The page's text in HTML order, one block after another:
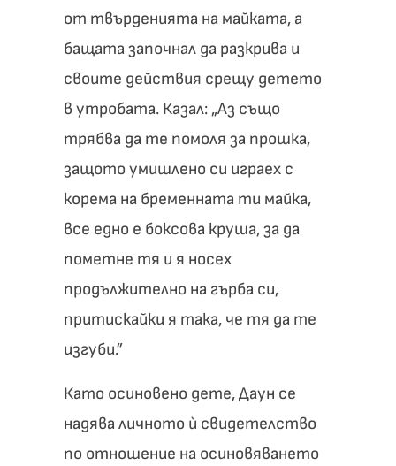
от твърденията на майката, а
бащата започнал да разкрива и
своите действия срещу детето
в утробата. Казал: „Аз също
трябва да те помоля за прошка,
защото умишлено си играех с
корема на бременната ти майка,
все едно е боксова круша, за да
пометне тя и я носех
продължително на гърба си,
притискайки я така, че тя да те
изгуби.”
Като осиновено дете, Даун се
надява личното ѝ свидетелство
по отношение на осиновяването